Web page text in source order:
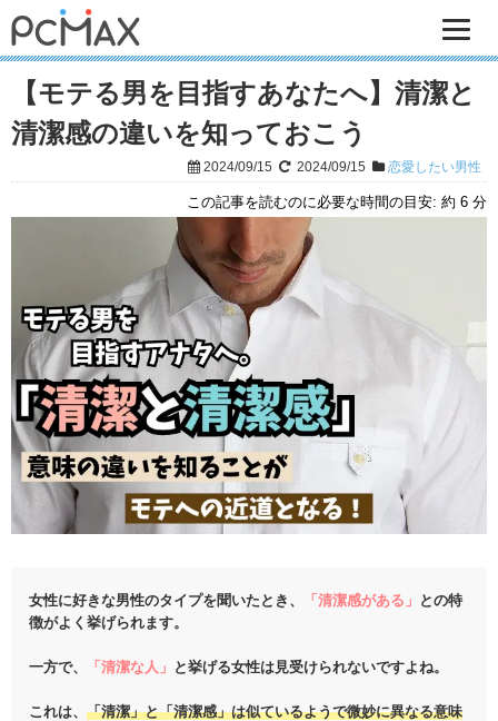
【モテる男を目指すあなたへ】清潔と
清潔感の違いを知っておこう
2024/09/15 2024/09/15 恋愛したい男性
この記事を読むのに必要な時間の目安: 約 6 分
女性に好きな男性のタイプを聞いたとき、 「清潔感がある」 との特
徴がよく挙げられます。
一方で、 「清潔な人」 と挙げる女性は見受けられないですよね。
これは、 「清潔」と「清潔感」は似ているようで微妙に異なる意味